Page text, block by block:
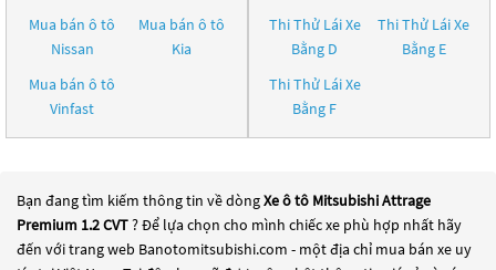
Mua bán ô tô
Nissan
Mua bán ô tô
Kia
Mua bán ô tô
Vinfast
Thi Thử Lái Xe
Bằng D
Thi Thử Lái Xe
Bằng E
Thi Thử Lái Xe
Bằng F
Bạn đang tìm kiếm thông tin về dòngXe ô tô Mitsubishi Attrage
Premium 1.2 CVT? Để lựa chọn cho mình chiếc xe phù hợp nhất hãy
đến với trang web Banotomitsubishi.com - một địa chỉ mua bán xe uy